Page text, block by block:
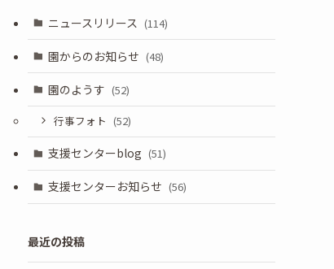
ニュースリリース (114)
園からのお知らせ (48)
園のようす (52)
行事フォト (52)
支援センターblog (51)
支援センターお知らせ (56)
最近の投稿